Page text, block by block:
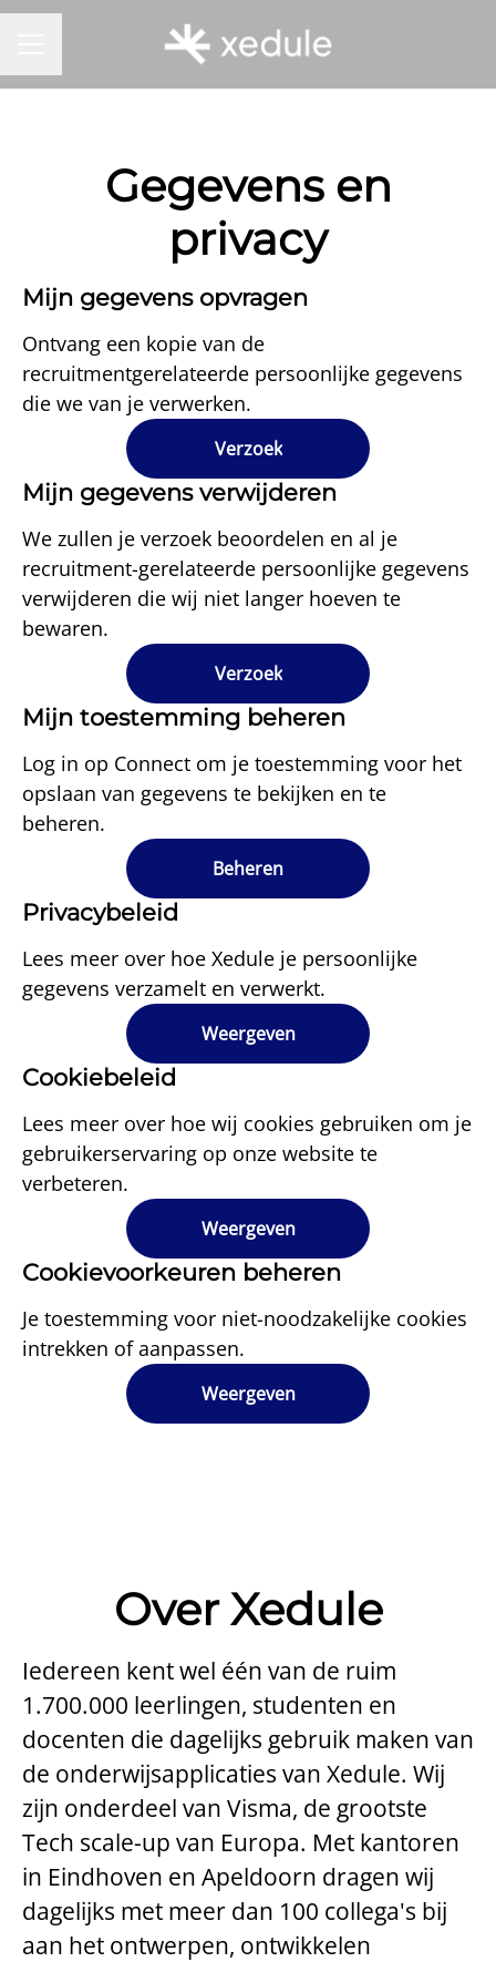
Gegevens en
privacy
Mijn gegevens opvragen
Ontvang een kopie van de
recruitmentgerelateerde persoonlijke gegevens
die we van je verwerken.
Verzoek
Mijn gegevens verwijderen
We zullen je verzoek beoordelen en al je
recruitment-gerelateerde persoonlijke gegevens
verwijderen die wij niet langer hoeven te
bewaren.
Verzoek
Mijn toestemming beheren
Log in op Connect om je toestemming voor het
opslaan van gegevens te bekijken en te
beheren.
Beheren
Privacybeleid
Lees meer over hoe Xedule je persoonlijke
gegevens verzamelt en verwerkt.
Weergeven
Cookiebeleid
Lees meer over hoe wij cookies gebruiken om je
gebruikerservaring op onze website te
verbeteren.
Weergeven
Cookievoorkeuren beheren
Je toestemming voor niet-noodzakelijke cookies
intrekken of aanpassen.
Weergeven
Over Xedule
Iedereen kent wel één van de ruim
1.700.000 leerlingen, studenten en
docenten die dagelijks gebruik maken van
de onderwijsapplicaties van Xedule. Wij
zijn onderdeel van Visma, de grootste
Tech scale-up van Europa. Met kantoren
in Eindhoven en Apeldoorn dragen wij
dagelijks met meer dan 100 collega's bij
aan het ontwerpen, ontwikkelen